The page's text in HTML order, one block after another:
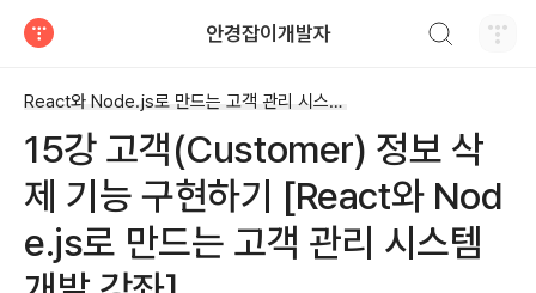
안경잡이개발자
React와 Node.js로 만드는 고객 관리 시스템 개발 강좌
15강 고객(Customer) 정보 삭
제 기능 구현하기 [React와 Nod
e.js로 만드는 고객 관리 시스템